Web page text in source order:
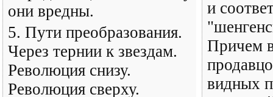
они вредны.
5. Пути преобразования.
Через тернии к звездам.
Революция снизу.
Революция сверху.
и
Причем
видных